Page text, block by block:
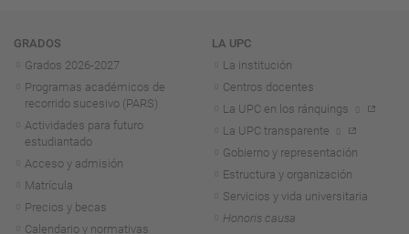
Navegación
GRADOS
Grados 2026-2027
Programas académicos de
recorrido sucesivo (PARS)
Actividades para futuro
estudiantado
Acceso y admisión
Matrícula
Precios y becas
Calendario y normativas
LA UPC
La institución
Centros docentes
La UPC en los ránquings
La UPC transparente
Gobierno y representación
Estructura y organización
Servicios y vida universitaria
Honoris causa